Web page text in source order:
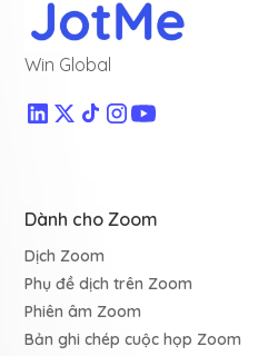
Win Global
Dành cho Zoom
Dịch Zoom
Phụ đề dịch trên Zoom
Phiên âm Zoom
Bản ghi chép cuộc họp Zoom